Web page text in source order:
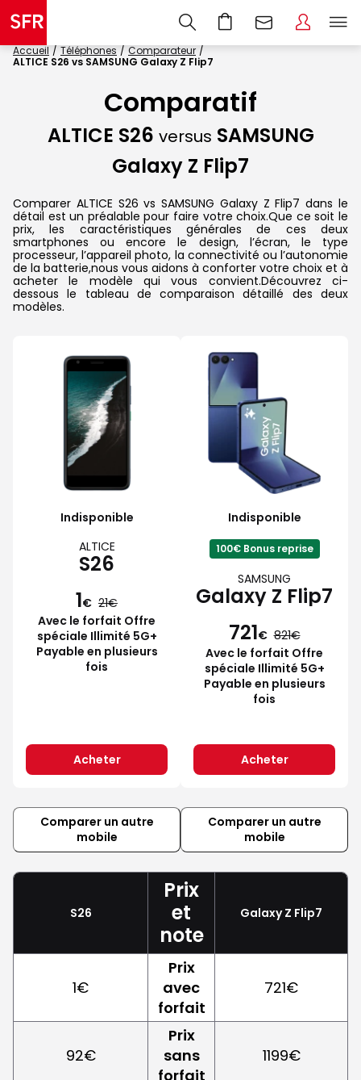
Accueil Téléphones
Comparateur
ALTICE S26 vs SAMSUNG Galaxy Z Flip7
Comparatif
ALTICE S26 versus SAMSUNG
Galaxy Z Flip7
Comparer ALTICE S26 vs SAMSUNG Galaxy Z Flip7 dans le
détail est un préalable pour faire votre choix.Que ce soit le
prix, les caractéristiques générales de ces deux
smartphones ou encore le design, l’écran, le type
processeur, l’appareil photo, la connectivité ou l’autonomie
de la batterie,nous vous aidons à conforter votre choix et à
acheter le modèle qui vous convient.Découvrez ci-
dessous le tableau de comparaison détaillé des deux
modèles.
Indisponible
ALTICE
S26
1€ 21
Avec le forfait Offre
spéciale Illimité 5G+
Payable en plusieurs
fois
Acheter
Indisponible
100€ Bonus reprise
SAMSUNG
Galaxy Z Flip7
721€ 821
Avec le forfait Offre
spéciale Illimité 5G+
Payable en plusieurs
fois
Acheter
Comparer un autre
mobile
Comparer un autre
mobile
S26
Prix
et
note
Galaxy Z Flip7
1€
Prix
avec
forfait
721€
92€
Prix
sans
forfait
1199€